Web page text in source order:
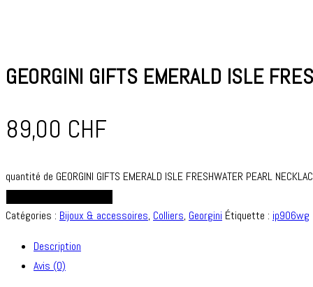
GEORGINI GIFTS EMERALD ISLE
89,00 CHF
quantité de GEORGINI GIFTS EMERALD ISLE FRESHWATER PEARL
Catégories : Bijoux & accessoires, Colliers, Georgini Étiquette : ip906wg
Description
Avis (0)